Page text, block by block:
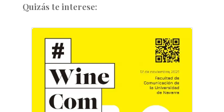
Quizás te interese: